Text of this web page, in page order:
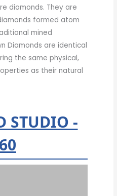
diamonds. They are
formed atom
mined
Diamonds are identical
the same physical,
as their natural